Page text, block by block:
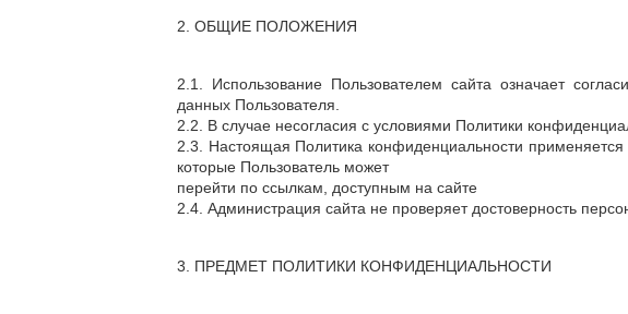
2. ОБЩИЕ ПОЛОЖЕНИЯ
2.1. Использование Пользователем сайта означает
данных Пользователя.
2.2. В случае несогласия с условиями Политики
2.3. Настоящая Политика конфиденциальности применяется
которые Пользователь может
перейти по ссылкам, доступным на сайте
2.4. Администрация сайта не проверяет достоверность
3. ПРЕДМЕТ ПОЛИТИКИ КОНФИДЕНЦИАЛЬНОСТИ